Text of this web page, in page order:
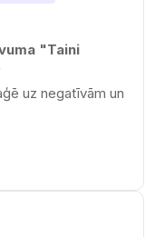
"Taini
uz negatīvām un